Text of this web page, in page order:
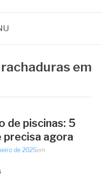
em
de piscinas: 5
precisa agora
de 2025em